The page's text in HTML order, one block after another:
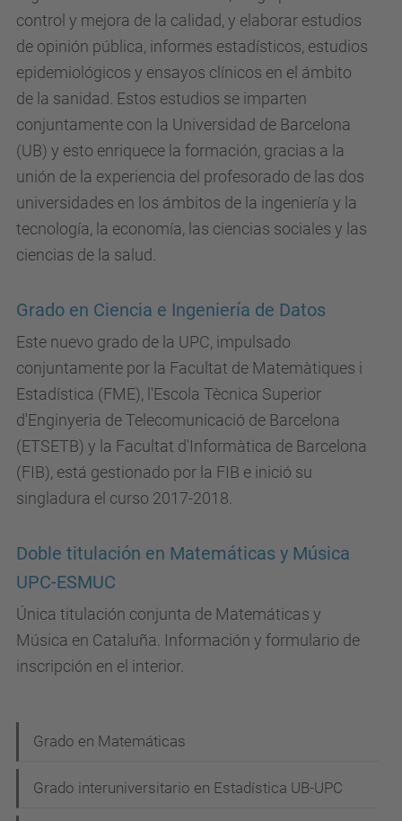
control y mejora de la calidad, y elaborar estudios
de opinión pública, informes estadísticos, estudios
epidemiológicos y ensayos clínicos en el ámbito
de la sanidad. Estos estudios se imparten
conjuntamente con la Universidad de Barcelona
(UB) y esto enriquece la formación, gracias a la
unión de la experiencia del profesorado de las dos
universidades en los ámbitos de la ingeniería y la
tecnología, la economía, las ciencias sociales y las
ciencias de la salud.
Grado en Ciencia e Ingeniería de Datos
Este nuevo grado de la UPC, impulsado
conjuntamente por la Facultat de Matemàtiques i
Estadística (FME), l'Escola Tècnica Superior
d'Enginyeria de Telecomunicació de Barcelona
(ETSETB) y la Facultat d'Informàtica de Barcelona
(FIB), está gestionado por la FIB e inició su
singladura el curso 2017-2018.
Doble titulación en Matemáticas y Música
UPC-ESMUC
Única titulación conjunta de Matemáticas y
Música en Cataluña. Información y formulario de
inscripción en el interior.
a
v
Grado en Matemáticas
Grado interuniversitario en Estadística UB-UPC